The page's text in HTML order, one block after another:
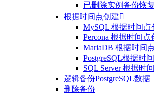
已删除实例备份恢复
根据时间点创建
MySQL 根据时间点
Percona 根据时间点
MariaDB 根据时间
PostgreSQL根据时
SQL Server 根据时
逻辑备份PostgreSQL数据
删除备份